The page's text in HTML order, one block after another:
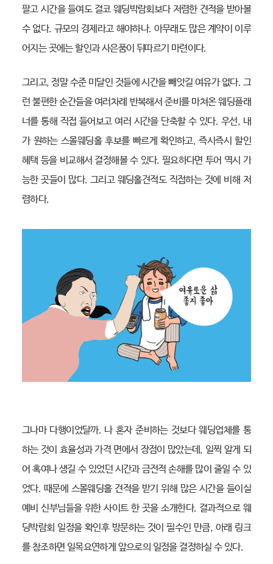
팔고 시간을 들여도 결코 웨딩박람회보다 저렴한 견적을 받아볼
수 없다. 규모의 경제라고 해야하나. 아무래도 많은 계약이 이루
어지는 곳에는 할인과 사은품이 뒤따르기 마련이다.
그리고, 정말 수준 미달인 것들에 시간을 빼앗길 여유가 없다. 그
런 불편한 순간들을 여러차례 반복해서 준비를 마쳐온 웨딩플래
너를 통해 직접 들어보고 여러 시간을 단축할 수 있다. 우선, 내
가 원하는 스몰웨딩홀 후보를 빠르게 확인하고, 즉시즉시 할인
혜택 등을 비교해서 결정해볼 수 있다. 필요하다면 투어 역시 가
능한 곳들이 많다. 그리고 웨딩홀견적도 직접하는 것에 비해 저
렴하다.
그나마 다행이었달까. 나 혼자 준비하는 것보다 웨딩업체를 통
하는 것이 효율성과 가격 면에서 장점이 많았는데, 일찍 알게 되
어 혹여나 생길 수 있었던 시간과 금전적 손해를 많이 줄일 수 있
었다. 때문에 스몰웨딩홀 견적을 받기 위해 많은 시간을 들이실
예비 신부님들을 위한 사이트 한 곳을 소개한다. 결과적으로 웨
딩박람회 일정을 확인후 방문하는 것이 필수인 만큼, 아래 링크
를 참조하면 일목요연하게 앞으로의 일정을 결정하실 수 있다.